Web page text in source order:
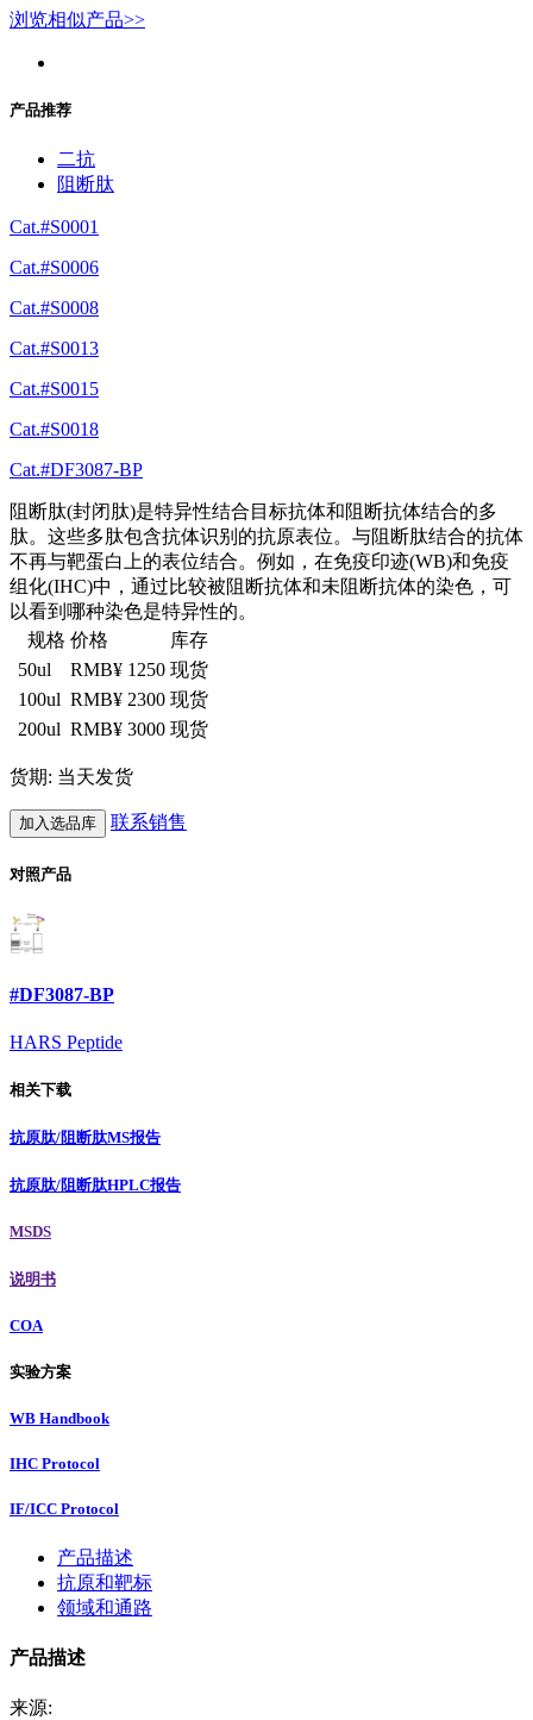
浏览相似产品>>
产品推荐
二抗
阻断肽
Cat.#S0001
Cat.#S0006
Cat.#S0008
Cat.#S0013
Cat.#S0015
Cat.#S0018
Cat.#DF3087-BP
阻断肽(封闭肽)是特异性结合目标抗体和阻断抗体结合的多
肽。这些多肽包含抗体识别的抗原表位。与阻断肽结合的抗体
不再与靶蛋白上的表位结合。例如，在免疫印迹(WB)和免疫
组化(IHC)中，通过比较被阻断抗体和未阻断抗体的染色，可
以看到哪种染色是特异性的。
规格 价格
库存
50ul
RMB¥ 1250 现货
100ul RMB¥ 2300 现货
200ul RMB¥ 3000 现货
货期: 当天发货
加入选品库 联系销售
对照产品
#DF3087-BP
HARS Peptide
相关下载
抗原肽/阻断肽MS报告
抗原肽/阻断肽HPLC报告
MSDS
说明书
COA
实验方案
WB Handbook
IHC Protocol
IF/ICC Protocol
产品描述
抗原和靶标
领域和通路
产品描述
来源: